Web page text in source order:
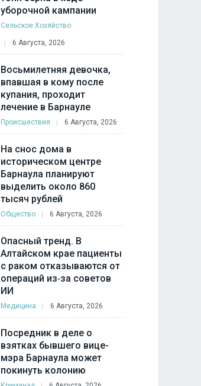
уборочной кампании
Сельское Хозяйство
6 Августа, 2026
Восьмилетняя девочка,
впавшая в кому после
купания, проходит
лечение в Барнауле
Происшествия 6 Августа, 2026
На снос дома в
историческом центре
Барнаула планируют
выделить около 860
тысяч рублей
Общество 6 Августа, 2026
Опасный тренд. В
Алтайском крае пациенты
с раком отказываются от
операций из‑за советов
ИИ
Медицина 6 Августа, 2026
Посредник в деле о
взятках бывшего вице-
мэра Барнаула может
покинуть колонию